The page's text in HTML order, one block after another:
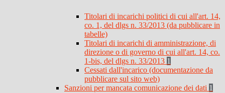
Titolari di incarichi politici di cui all'art. 14,
co. 1, del dlgs n. 33/2013 (da pubblicare in
tabelle)
Titolari di incarichi di amministrazione, di
direzione o di governo di cui all'art. 14, co.
1-bis, del dlgs n. 33/2013 1
Cessati dall'incarico (documentazione da
pubblicare sul sito web)
Sanzioni per mancata comunicazione dei dati 1